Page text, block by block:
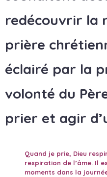
redécouvrir la
prière
éclairé par la
volonté du
prier et agir
Quand je prie, Dieu
respiration de l’âme. Il
moments dans la